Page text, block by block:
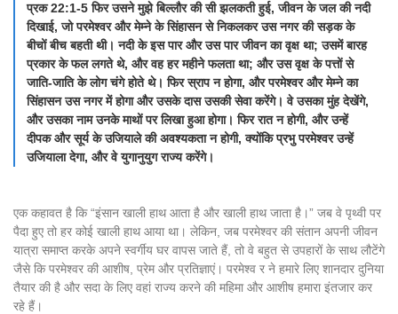
प्रक 22:1-5 फिर उसने मुझे बिल्लौर की सी झलकती हुई, जीवन के जल की नदी
दिखाई, जो परमेश्वर और मेम्ने के सिंहासन से निकलकर उस नगर की सड़क के
बीचों बीच बहती थी। नदी के इस पार और उस पार जीवन का वृक्ष था; उसमें बारह
प्रकार के फल लगते थे, और वह हर महीने फलता था; और उस वृक्ष के पत्तों से
जाति-जाति के लोग चंगे होते थे। फिर स्राप न होगा, और परमेश्वर और मेम्ने का
सिंहासन उस नगर में होगा और उसके दास उसकी सेवा करेंगे। वे उसका मुंह देखेंगे,
और उसका नाम उनके माथों पर लिखा हुआ होगा। फिर रात न होगी, और उन्हें
दीपक और सूर्य के उजियाले की अवश्यकता न होगी, क्योंकि प्रभु परमेश्वर उन्हें
उजियाला देगा, और वे युगानुयुग राज्य करेंगे।
एक कहावत है कि “इंसान खाली हाथ आता है और खाली हाथ जाता है।” जब वे पृथ्वी पर
पैदा हुए तो हर कोई खाली हाथ आया था। लेकिन, जब परमेश्वर की संतान अपनी जीवन
यात्रा समाप्त करके अपने स्वर्गीय घर वापस जाते हैं, तो वे बहुत से उपहारों के साथ लौटेंगे
जैसे कि परमेश्वर की आशीष, प्रेम और प्रतिज्ञाएं। परमेश्व र ने हमारे लिए शानदार दुनिया
तैयार की है और सदा के लिए वहां राज्य करने की महिमा और आशीष हमारा इंतजार कर
रहे हैं।